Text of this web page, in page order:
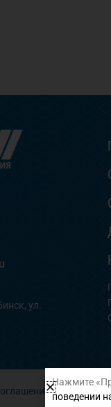
ул.
Нажмите
поведении